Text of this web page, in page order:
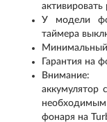
У модели
таймера
Минимальный
Гарантия на
Внимание:
аккумулятор
фонаря на